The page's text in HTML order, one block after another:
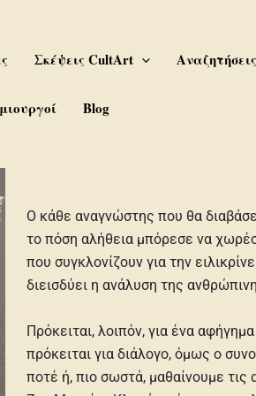
Σκέψεις CultArt Αναζητήσεις
Blog
Ο κάθε αναγνώστης που θα
το πόση αλήθεια μπόρεσε να
που συγκλονίζουν για την
διεισδύει η ανάλυση της
Πρόκειται, λοιπόν, για ένα
πρόκειται για διάλογο, όμως ο
ποτέ ή, πιο σωστά, μαθαίνουμε τις